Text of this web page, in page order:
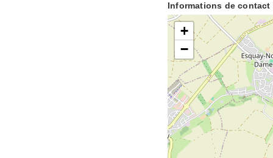
Informations de contact
+
−